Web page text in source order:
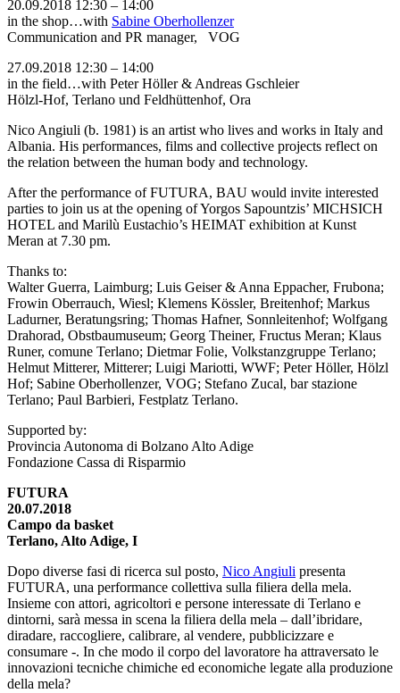
20.09.2018 12:30 – 14:00
in the shop…with Sabine Oberhollenzer
Communication and PR manager, VOG
27.09.2018 12:30 – 14:00
in the field…with Peter Höller & Andreas Gschleier
Hölzl-Hof, Terlano und Feldhüttenhof, Ora
Nico Angiuli (b. 1981) is an artist who lives and works in Italy and
Albania. His performances, films and collective projects reflect on
the relation between the human body and technology.
After the performance of FUTURA, BAU would invite interested
parties to join us at the opening of Yorgos Sapountzis’ MICHSICH
HOTEL and Marilù Eustachio’s HEIMAT exhibition at Kunst
Meran at 7.30 pm.
Thanks to:
Walter Guerra, Laimburg; Luis Geiser & Anna Eppacher, Frubona;
Frowin Oberrauch, Wiesl; Klemens Kössler, Breitenhof; Markus
Ladurner, Beratungsring; Thomas Hafner, Sonnleitenhof; Wolfgang
Drahorad, Obstbaumuseum; Georg Theiner, Fructus Meran; Klaus
Runer, comune Terlano; Dietmar Folie, Volkstanzgruppe Terlano;
Helmut Mitterer, Mitterer; Luigi Mariotti, WWF; Peter Höller, Hölzl
Hof; Sabine Oberhollenzer, VOG; Stefano Zucal, bar stazione
Terlano; Paul Barbieri, Festplatz Terlano.
Supported by:
Provincia Autonoma di Bolzano Alto Adige
Fondazione Cassa di Risparmio
FUTURA
20.07.2018
Campo da basket
Terlano, Alto Adige, I
Dopo diverse fasi di ricerca sul posto, Nico Angiuli presenta
FUTURA, una performance collettiva sulla filiera della mela.
Insieme con attori, agricoltori e persone interessate di Terlano e
dintorni, sarà messa in scena la filiera della mela – dall’ibridare,
diradare, raccogliere, calibrare, al vendere, pubblicizzare e
consumare -. In che modo il corpo del lavoratore ha attraversato le
innovazioni tecniche chimiche ed economiche legate alla produzione
della mela?